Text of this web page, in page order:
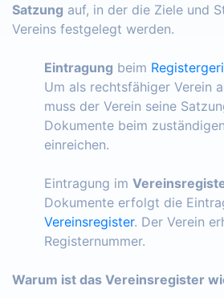
Satzung auf, in der die Ziele und
Vereins festgelegt werden.
Eintragung beim
Um als rechtsfähiger Verein
muss der Verein seine
Dokumente beim
einreichen.
Eintragung im
Dokumente erfolgt die
Vereinsregister. Der Verein
Registernummer.
Warum ist das Vereinsregister